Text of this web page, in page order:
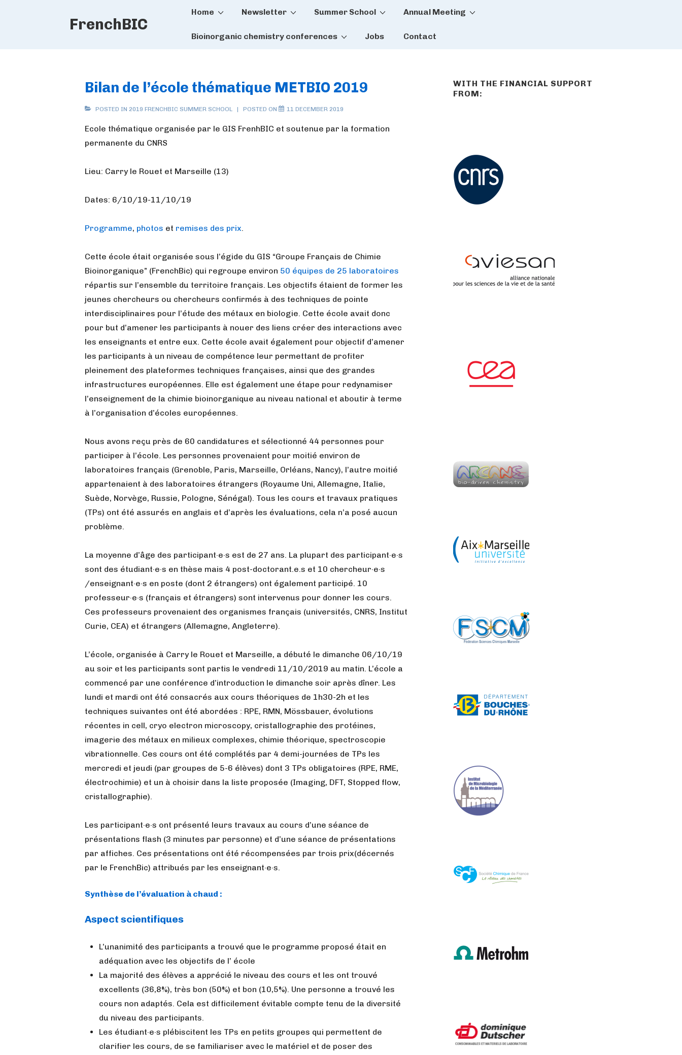
FrenchBIC
Main
Home Newsletter Summer School Annual Meeting
Bioinorganic chemistry conferences Jobs Contact
Bilan de l’école thématique METBIO 2019
POSTED IN 2019 FRENCHBIC SUMMER SCHOOL POSTED ON 11 DECEMBER 2019
Ecole thématique organisée par le GIS FrenhBIC et soutenue par la formation
permanente du CNRS
Lieu: Carry le Rouet et Marseille (13)
Dates: 6/10/19-11/10/19
Programme, photos et remises des prix.
Cette école était organisée sous l’égide du GIS “Groupe Français de Chimie
Bioinorganique” (FrenchBic) qui regroupe environ 50 équipes de 25 laboratoires
répartis sur l’ensemble du territoire français. Les objectifs étaient de former les
jeunes chercheurs ou chercheurs confirmés à des techniques de pointe
interdisciplinaires pour l’étude des métaux en biologie. Cette école avait donc
pour but d’amener les participants à nouer des liens créer des interactions avec
les enseignants et entre eux. Cette école avait également pour objectif d’amener
les participants à un niveau de compétence leur permettant de profiter
pleinement des plateformes techniques françaises, ainsi que des grandes
infrastructures européennes. Elle est également une étape pour redynamiser
l’enseignement de la chimie bioinorganique au niveau national et aboutir à terme
à l’organisation d’écoles européennes.
Nous avons reçu près de 60 candidatures et sélectionné 44 personnes pour
participer à l’école. Les personnes provenaient pour moitié environ de
laboratoires français (Grenoble, Paris, Marseille, Orléans, Nancy), l’autre moitié
appartenaient à des laboratoires étrangers (Royaume Uni, Allemagne, Italie,
Suède, Norvège, Russie, Pologne, Sénégal). Tous les cours et travaux pratiques
(TPs) ont été assurés en anglais et d’après les évaluations, cela n’a posé aucun
problème.
La moyenne d’âge des participant·e·s est de 27 ans. La plupart des participant·e·s
sont des étudiant·e·s en thèse mais 4 post-doctorant.e.s et 10 chercheur·e·s
/enseignant·e·s en poste (dont 2 étrangers) ont également participé. 10
professeur·e·s (français et étrangers) sont intervenus pour donner les cours.
Ces professeurs provenaient des organismes français (universités, CNRS, Institut
Curie, CEA) et étrangers (Allemagne, Angleterre).
L’école, organisée à Carry le Rouet et Marseille, a débuté le dimanche 06/10/19
au soir et les participants sont partis le vendredi 11/10/2019 au matin. L’école a
commencé par une conférence d’introduction le dimanche soir après dîner. Les
lundi et mardi ont été consacrés aux cours théoriques de 1h30-2h et les
techniques suivantes ont été abordées : RPE, RMN, Mössbauer, évolutions
récentes in cell, cryo electron microscopy, cristallographie des protéines,
imagerie des métaux en milieux complexes, chimie théorique, spectroscopie
vibrationnelle. Ces cours ont été complétés par 4 demi-journées de TPs les
mercredi et jeudi (par groupes de 5-6 élèves) dont 3 TPs obligatoires (RPE, RME,
électrochimie) et un à choisir dans la liste proposée (Imaging, DFT, Stopped flow,
cristallographie).
Les participant·e·s ont présenté leurs travaux au cours d’une séance de
présentations flash (3 minutes par personne) et d’une séance de présentations
par affiches. Ces présentations ont été récompensées par trois prix(décernés
par le FrenchBic) attribués par les enseignant·e·s.
Synthèse de l’évaluation à chaud :
Aspect scientifiques
L’unanimité des participants a trouvé que le programme proposé était en
adéquation avec les objectifs de l’ école
La majorité des élèves a apprécié le niveau des cours et les ont trouvé
excellents (36,8%), très bon (50%) et bon (10,5%). Une personne a trouvé les
cours non adaptés. Cela est difficilement évitable compte tenu de la diversité
du niveau des participants.
Les étudiant·e·s plébiscitent les TPs en petits groupes qui permettent de
clarifier les cours, de se familiariser avec le matériel et de poser des
WITH THE FINANCIAL SUPPORT
FROM: